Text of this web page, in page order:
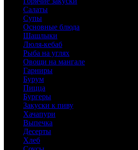
Салаты
Супы
Основные блюда
Шашлыки
Люля-кебаб
Рыба на углях
Овощи на мангале
Гарниры
Бурум
Пицца
Бургеры
Закуски к пиву
Хачапури
Выпечка
Десерты
Хлеб